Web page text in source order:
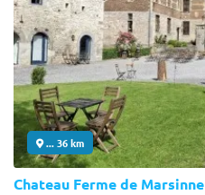
... 36 km
Chateau Ferme de Marsinne